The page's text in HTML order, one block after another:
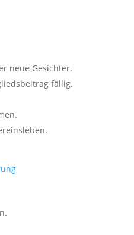
neue Gesichter.
fällig.